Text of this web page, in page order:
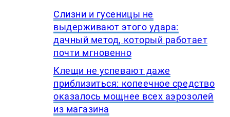
Слизни и гусеницы не
выдерживают этого удара:
дачный метод, который работает
почти мгновенно
Клещи не успевают даже
приблизиться: копеечное средство
оказалось мощнее всех аэрозолей
из магазина